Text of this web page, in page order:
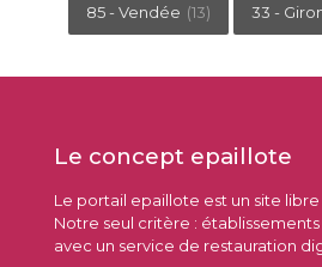
85 - Vendée (13) 33 -
Le concept epaillote
Le portail epaillote est un site
Notre seul critère :
avec un service de restauration